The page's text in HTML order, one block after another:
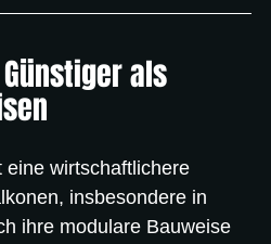
als
eine wirtschaftlichere
insbesondere in
ihre modulare Bauweise